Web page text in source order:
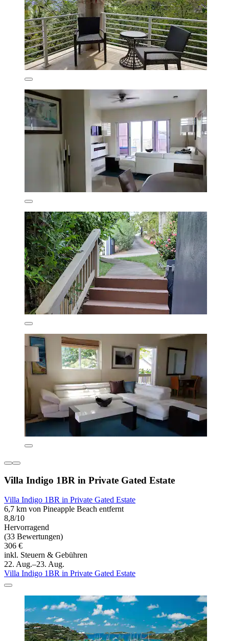
Villa Indigo 1BR in Private Gated Estate
Villa Indigo 1BR in Private Gated Estate
6,7 km von Pineapple Beach entfernt
8,8/10
Hervorragend
(33 Bewertungen)
306 €
inkl. Steuern & Gebühren
22. Aug.–23. Aug.
Villa Indigo 1BR in Private Gated Estate